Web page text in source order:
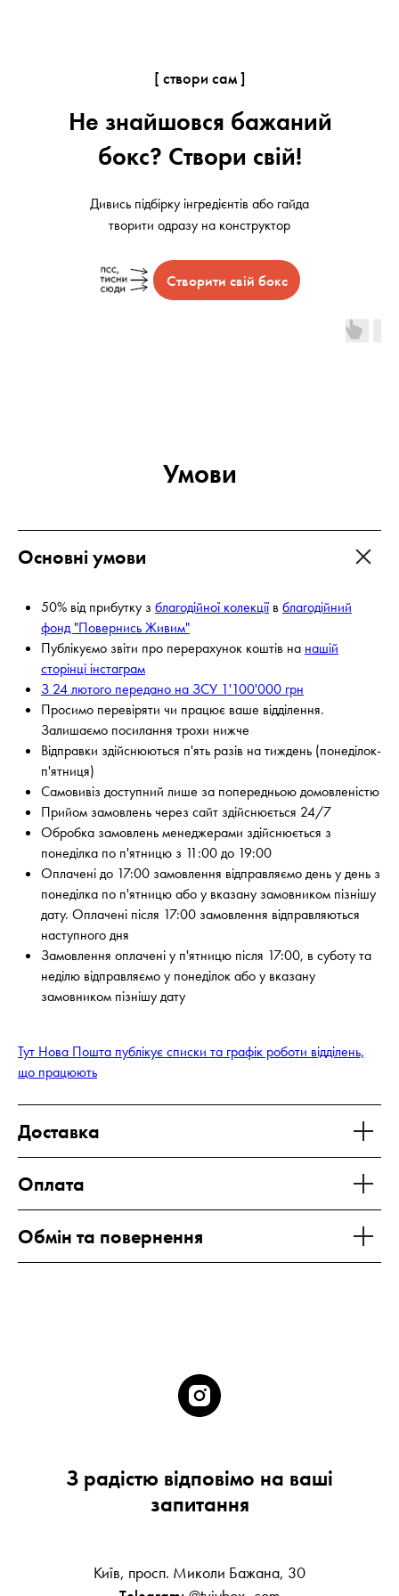
Оплачені до 16:00 замовлення відправляємо
день у день. Доступний самовивіз 8 березня
[ створи сам ]
Дивись підбірку інгредієнтів або гайда
творити одразу на конструктор
Не знайшовся бажаний
бокс? Створи свій!
Створити свій бокс
Умови
Основні умови
50% від прибутку з благодійної колекції вблагодійний
фонд "Повернись Живим"
Публікуємо звіти про перерахунок коштів на нашій
сторінці інстаграм
З 24 лютого передано на ЗСУ 1'100'000 грн
Просимо перевіряти чи працює ваше відділення.
Залишаємо посилання трохи нижче
Відправки здійснюються п'ять разів на тиждень (понеділок-
п'ятниця)
Самовивіз доступний лише за попередньою домовленістю
Прийом замовлень через сайт здійснюється 24/7
Обробка замовлень менеджерами здійснюється з
понеділка по п'ятницю з 11:00 до 19:00
Оплачені до 17:00 замовлення відправляємо день у день з
понеділка по п'ятницю або у вказану замовником пізнішу
дату. Оплачені після 17:00 замовлення відправляються
наступного дня
Замовлення оплачені у п'ятницю після 17:00, в суботу та
неділю відправляємо у понеділок або у вказану
замовником пізнішу дату
Тут Нова Пошта публікує списки та графік роботи відділень,
що працюють
Доставка
Оплата
Обмін та повернення
З радістю відповімо на ваші
запитання
Київ, просп. Миколи Бажана, 30